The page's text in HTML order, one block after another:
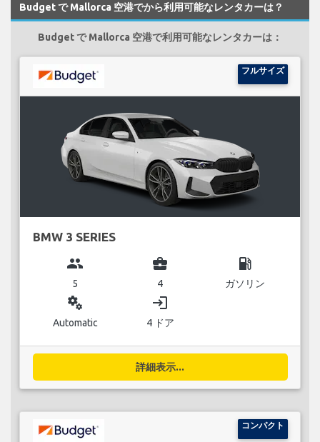
Budget で Mallorca 空港でから利用可能なレンタカーは？
Budget で Mallorca 空港で利用可能なレンタカーは：
フルサイズ
BMW 3 SERIES
group
5
business_center
4
local_gas_station
ガソリン
miscellaneous_services
Automatic
login
4 ドア
詳細表示...
コンパクト